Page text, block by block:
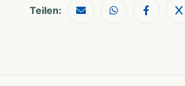
Teilen: